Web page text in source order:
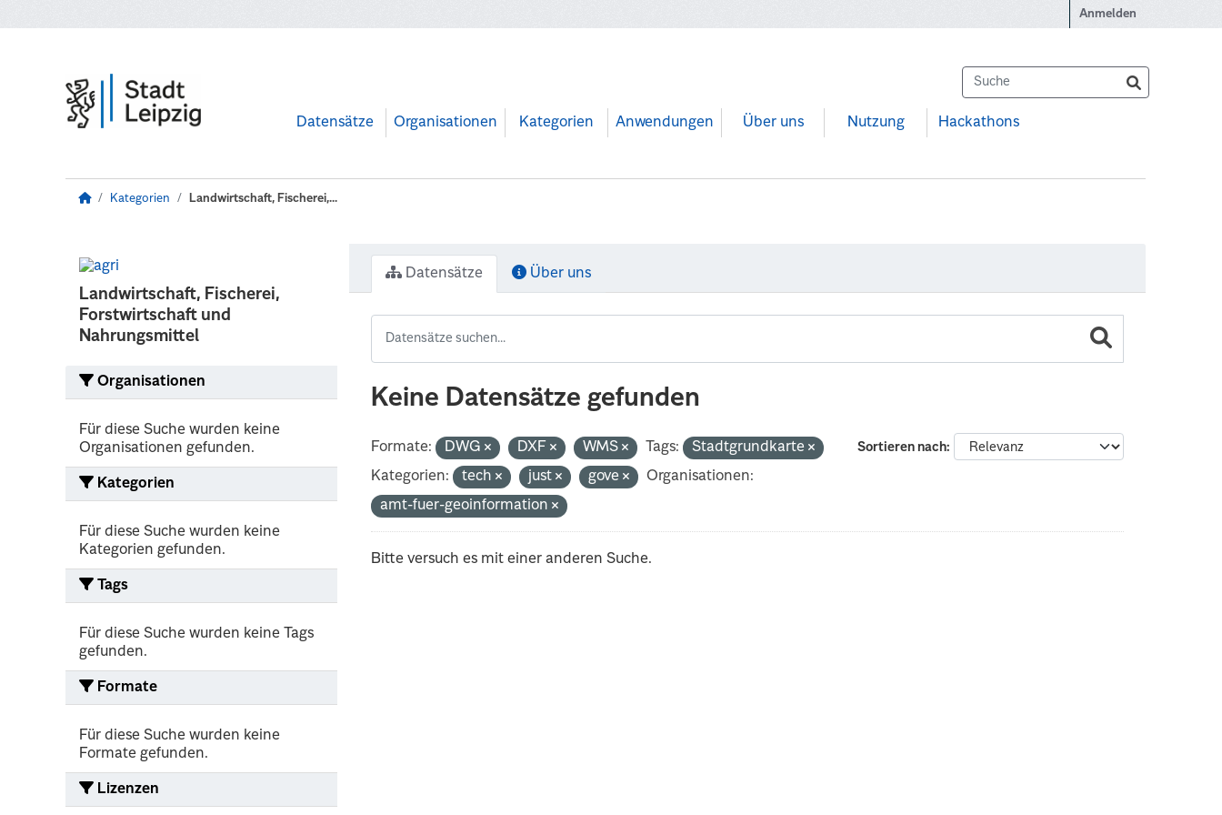
Anmelden
Datensätze Organisationen Kategorien Anwendungen Über uns Nutzung Hackathons
Kategorien Landwirtschaft, Fischerei,...
Landwirtschaft, Fischerei,
Forstwirtschaft und
Nahrungsmittel
Organisationen
Für diese Suche wurden keine
Organisationen gefunden.
Kategorien
Für diese Suche wurden keine
Kategorien gefunden.
Tags
Für diese Suche wurden keine Tags
gefunden.
Formate
Für diese Suche wurden keine
Formate gefunden.
Lizenzen
Datensätze Über uns
Keine Datensätze gefunden
Sortieren nach
Formate: DWG DXF WMS Tags:
Stadtgrundkarte
Kategorien:
tech just gove
Organisationen:
amt-fuer-geoinformation
Bitte versuch es mit einer anderen Suche.